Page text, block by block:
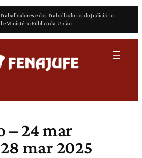
e das Trabalhadoras do Judiciário
e Ministério Público da União
– 24 mar
mar 2025